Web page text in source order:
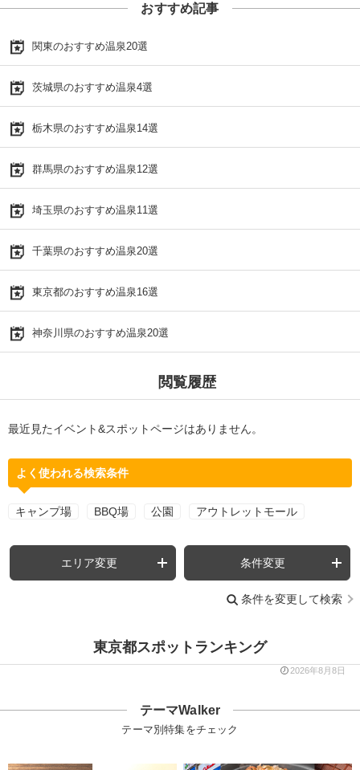
おすすめ記事
関東のおすすめ温泉20選
茨城県のおすすめ温泉4選
栃木県のおすすめ温泉14選
群馬県のおすすめ温泉12選
埼玉県のおすすめ温泉11選
千葉県のおすすめ温泉20選
東京都のおすすめ温泉16選
神奈川県のおすすめ温泉20選
閲覧履歴
最近見たイベント&スポットページはありません。
よく使われる検索条件
キャンプ場 BBQ場 公園 アウトレットモール
エリア変更 条件変更
条件を変更して検索
東京都スポットランキング
2026年8月8日
テーマWalker
テーマ別特集をチェック